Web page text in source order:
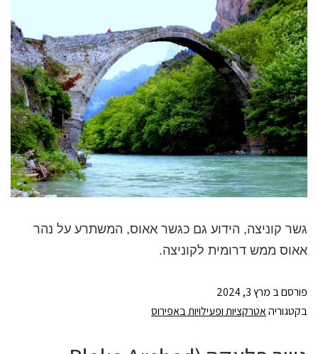
גשר קוניצה, הידוע גם כגשר אאוס, המשתרע על נהר
אאוס ממש דרומית לקוניצה.
פורסם ב מרץ 3, 2024
בקטגוריהאטרקציות ופעילויות באפירוס